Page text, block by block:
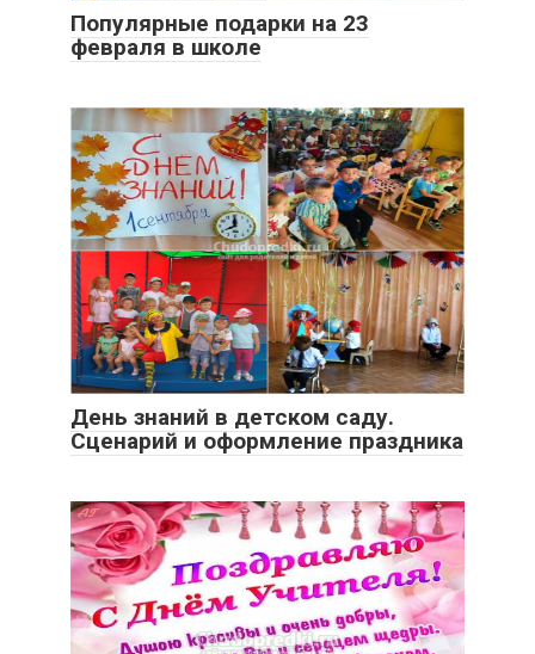
Популярные подарки на 23
февраля в школе
День знаний в детском саду.
Сценарий и оформление праздника